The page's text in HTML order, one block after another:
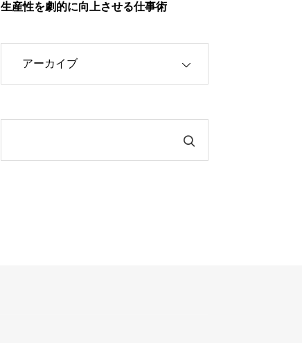
生産性を劇的に向上させる仕事術